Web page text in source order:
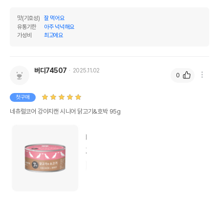
또는 소비자상담 관련
전화번호
유통기한을 따릅니다.
맛(기호성)
잘 먹어요
유통기한
아주 넉넉해요
가성비
최고에요
버디74507 2025.11.02
첫구매
네츄럴코어 강아지캔 시니어 닭고기&호박 95g
0